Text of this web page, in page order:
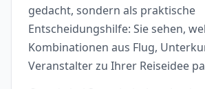
gedacht, sondern als praktische
Entscheidungshilfe: Sie sehen,
Kombinationen aus Flug,
Veranstalter zu Ihrer Reiseidee